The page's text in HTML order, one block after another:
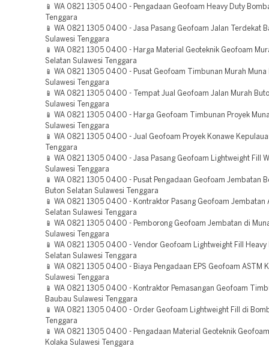
📱 WA 0821 1305 0400 - Pengadaan Geofoam Heavy Duty
Tenggara
📱 WA 0821 1305 0400 - Jasa Pasang Geofoam Jalan Terdekat
Sulawesi Tenggara
📱 WA 0821 1305 0400 - Harga Material Geoteknik Geofoam
Selatan Sulawesi Tenggara
📱 WA 0821 1305 0400 - Pusat Geofoam Timbunan Murah Muna
Sulawesi Tenggara
📱 WA 0821 1305 0400 - Tempat Jual Geofoam Jalan Murah
Sulawesi Tenggara
📱 WA 0821 1305 0400 - Harga Geofoam Timbunan Proyek
Sulawesi Tenggara
📱 WA 0821 1305 0400 - Jual Geofoam Proyek Konawe
Tenggara
📱 WA 0821 1305 0400 - Jasa Pasang Geofoam Lightweight Fill
Sulawesi Tenggara
📱 WA 0821 1305 0400 - Pusat Pengadaan Geofoam Jembatan
Buton Selatan Sulawesi Tenggara
📱 WA 0821 1305 0400 - Kontraktor Pasang Geofoam Jembatan
Selatan Sulawesi Tenggara
📱 WA 0821 1305 0400 - Pemborong Geofoam Jembatan di
Sulawesi Tenggara
📱 WA 0821 1305 0400 - Vendor Geofoam Lightweight Fill Heavy
Selatan Sulawesi Tenggara
📱 WA 0821 1305 0400 - Biaya Pengadaan EPS Geofoam ASTM
Sulawesi Tenggara
📱 WA 0821 1305 0400 - Kontraktor Pemasangan Geofoam
Baubau Sulawesi Tenggara
📱 WA 0821 1305 0400 - Order Geofoam Lightweight Fill di
Tenggara
📱 WA 0821 1305 0400 - Pengadaan Material Geoteknik
Kolaka Sulawesi Tenggara